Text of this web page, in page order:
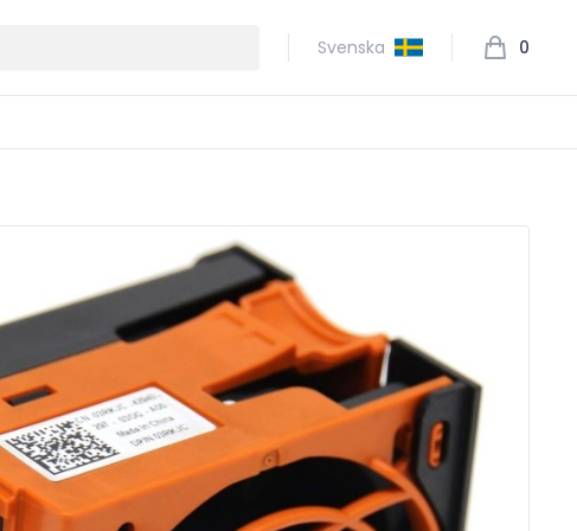
Svenska 0